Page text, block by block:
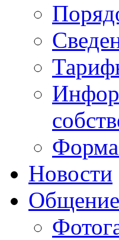
Форма
Новости
Общение